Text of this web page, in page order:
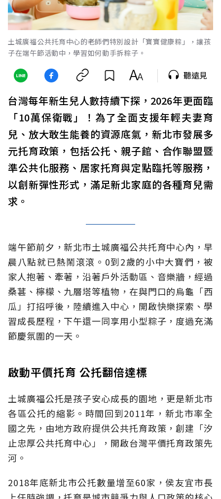
土城廣福公共托育中心的老師們特別設計「寶寶健康粽」，讓孩
子在端午節活動中，學習如何動手拆粽子。
聽遠見
台灣每年新生兒人數持續下探，2026年更面臨
「10萬保衛戰」！為了全面支援年輕夫妻育
兒、放大敢生能養的資源底氣，新北市發展多
元托育政策，包括公托、親子館、合作聯盟暨
準公共化服務、居家托育與定點臨托等服務，
以創新彈性形式，滿足新北家庭的各種育兒需
求。
端午節前夕，新北市土城廣福公共托育中心內，早
晨八點就已熱鬧滾滾。0到2歲的小中大寶們，被
家人抱著、牽著，沿著戶外活動區、音樂牆，經過
桑葚、檸檬、九層塔等植物，在與門口的烏龜「西
瓜」打招呼後，陸續進入中心，開啟快樂探索、學
習成長歷程，下午還一同享用小型粽子，度過充滿
節慶氛圍的一天。
啟動平價托育 公托翻倍達標
土城廣福公托是孩子安心成長的園地，更是新北市
各區公托的縮影。時間回到2011年，新北市率全
國之先，由地方政府提供公共托育政策，創建「汐
止忠厚公共托育中心」，開啟台灣平價托育政策先
河。
2018年底新北市公托數量增至60家，侯友宜市長